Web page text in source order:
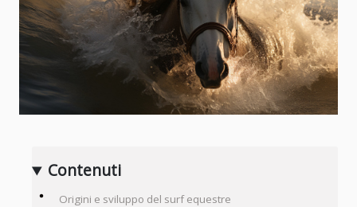
Contenuti
Origini e sviluppo del surf equestre